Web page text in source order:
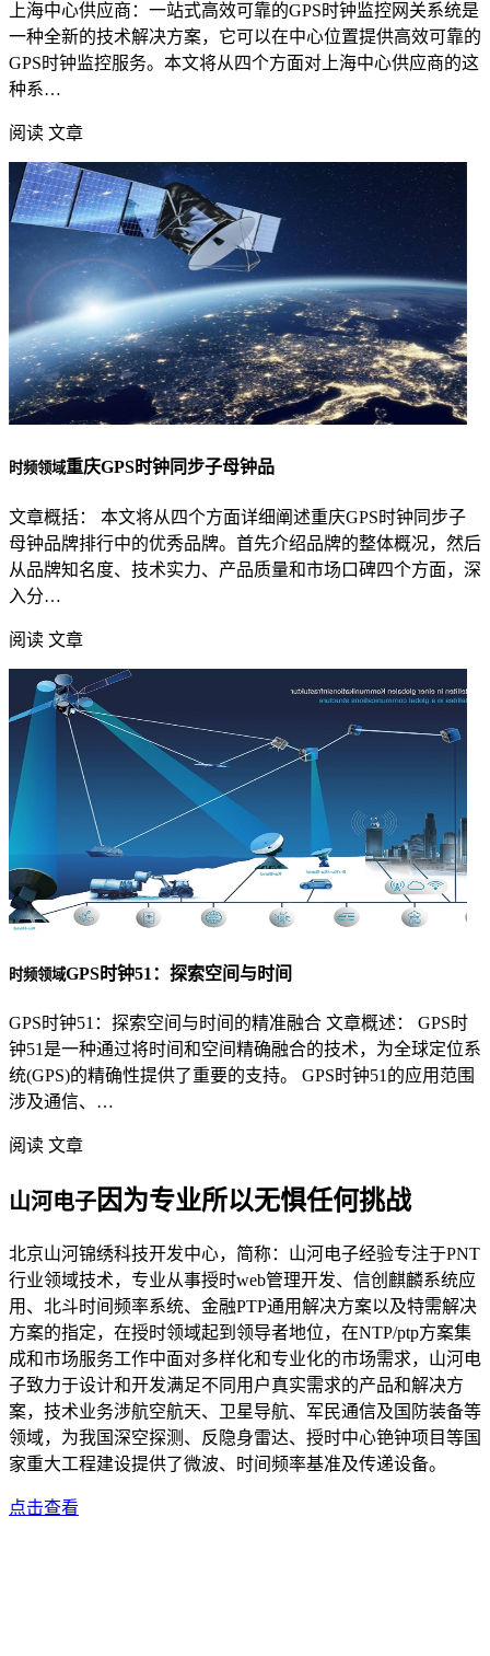
上海中心供应商：一站式高效可靠的GPS时钟监控网关系统是
一种全新的技术解决方案，它可以在中心位置提供高效可靠的
GPS时钟监控服务。本文将从四个方面对上海中心供应商的这
种系…
阅读 文章
时频领域重庆GPS时钟同步子母钟品
文章概括： 本文将从四个方面详细阐述重庆GPS时钟同步子
母钟品牌排行中的优秀品牌。首先介绍品牌的整体概况，然后
从品牌知名度、技术实力、产品质量和市场口碑四个方面，深
入分…
阅读 文章
时频领域GPS时钟51：探索空间与时间
GPS时钟51：探索空间与时间的精准融合 文章概述： GPS时
钟51是一种通过将时间和空间精确融合的技术，为全球定位系
统(GPS)的精确性提供了重要的支持。 GPS时钟51的应用范围
涉及通信、…
阅读 文章
山河电子因为专业所以无惧任何挑战
北京山河锦绣科技开发中心，简称：山河电子经验专注于PNT
行业领域技术，专业从事授时web管理开发、信创麒麟系统应
用、北斗时间频率系统、金融PTP通用解决方案以及特需解决
方案的指定，在授时领域起到领导者地位，在NTP/ptp方案集
成和市场服务工作中面对多样化和专业化的市场需求，山河电
子致力于设计和开发满足不同用户真实需求的产品和解决方
案，技术业务涉航空航天、卫星导航、军民通信及国防装备等
领域，为我国深空探测、反隐身雷达、授时中心铯钟项目等国
家重大工程建设提供了微波、时间频率基准及传递设备。
点击查看